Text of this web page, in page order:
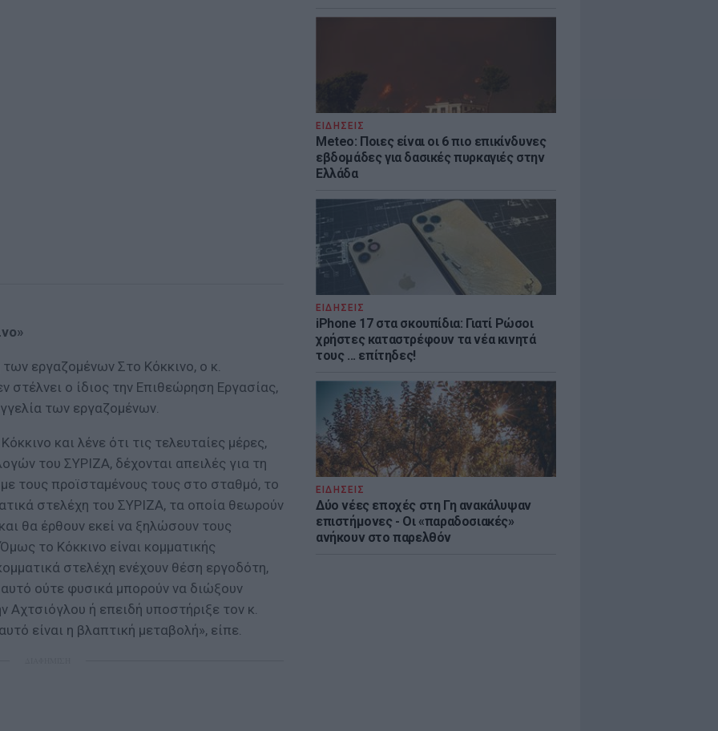
ΕΙΔΗΣΕΙΣ
Meteo: Ποιες είναι οι 6 πιο επικίνδυνες
εβδομάδες για δασικές πυρκαγιές στην
Ελλάδα
ΕΙΔΗΣΕΙΣ
iPhone 17 στα σκουπίδια: Γιατί Ρώσοι
χρήστες καταστρέφουν τα νέα κινητά
τους ... επίτηδες!
ΕΙΔΗΣΕΙΣ
Δύο νέες εποχές στη Γη ανακάλυψαν
επιστήμονες - Oι «παραδοσιακές»
ανήκουν στο παρελθόν
εργαζομένων Στο Κόκκινο, ο κ.
στέλνει ο ίδιος την Επιθεώρηση Εργασίας,
των εργαζομένων.
και λένε ότι τις τελευταίες μέρες,
του ΣΥΡΙΖΑ, δέχονται απειλές για τη
τους προϊσταμένους τους στο σταθμό, το
στελέχη του ΣΥΡΙΖΑ, τα οποία θεωρούν
θα έρθουν εκεί να ξηλώσουν τους
το Κόκκινο είναι κομματικής
στελέχη ενέχουν θέση εργοδότη,
ούτε φυσικά μπορούν να διώξουν
Αχτσιόγλου ή επειδή υποστήριξε τον κ.
είναι η βλαπτική μεταβολή», είπε.